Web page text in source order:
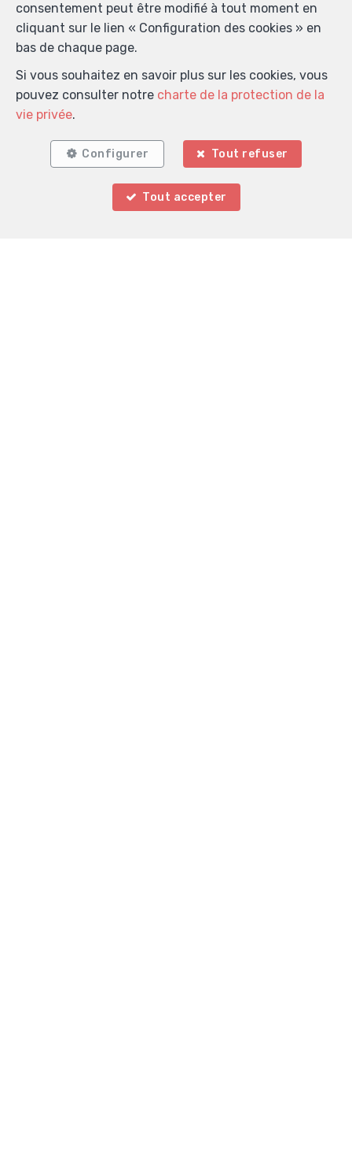
consentement peut être modifié à tout moment en
cliquant sur le lien « Configuration des cookies » en
bas de chaque page.
Si vous souhaitez en savoir plus sur les cookies, vous
pouvez consulter notre charte de la protection de la
vie privée.
Configurer Tout refuser
Tout accepter